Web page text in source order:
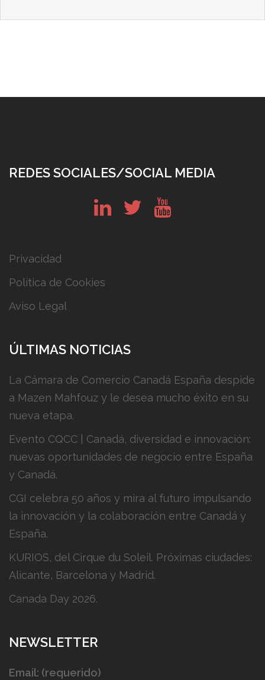
REDES SOCIALES/SOCIAL MEDIA
Privacidad
Política de Cookies
Aviso Legal
ÚLTIMAS NOTICIAS
La Cámara de Comercio Canadá España despide
a Mazen Mahfouz y le desea mucho éxito en su
nueva etapa.
Evento CQCC | Canadá, diversidad e innovación:
nuevas oportunidades de negocio entre España
y Canadá.
CGI celebra 50 años y mira al futuro impulsando
la innovación y la colaboración entre Canadá y
España.
KURIOS, del Cirque du Soleil. Próximas ciudades:
Alicante, Barcelona y Madrid.
Canada Day 2026.
NEWSLETTER
Email: (requerido)